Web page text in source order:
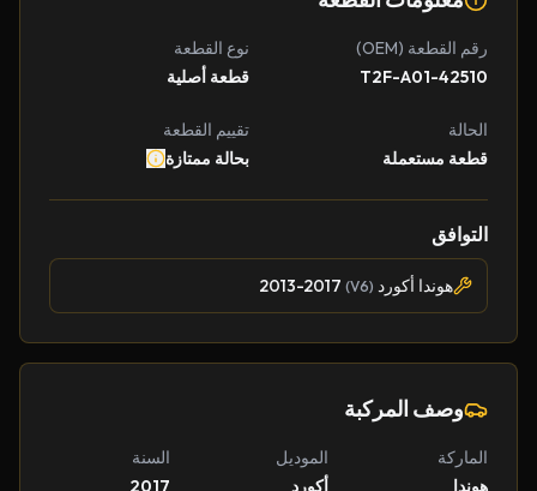
رقم القطعة (OEM)
42510-T2F-A01
نوع القطعة
قطعة أصلية
الحالة
قطعة مستعملة
تقييم القطعة
بحالة ممتازة
التوافق
هوندا أكورد (V6)
وصف المركبة
الماركة
الموديل
السنة